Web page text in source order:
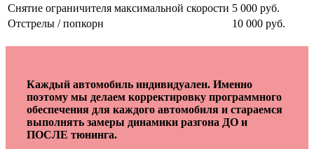
Снятие ограничителя максимальной скорости 5 000 руб.
Отстрелы / попкорн
10 000 руб.
Каждый автомобиль индивидуален. Именно
поэтому мы делаем корректировку программного
обеспечения для каждого автомобиля и стараемся
выполнять замеры динамики разгона ДО и
ПОСЛЕ тюнинга.